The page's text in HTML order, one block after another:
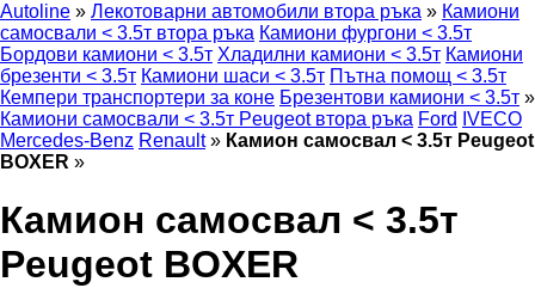
Autoline » Лекотоварни автомобили втора ръка » Камиони
самосвали < 3.5т втора ръка Камиони фургони < 3.5т
Бордови камиони < 3.5т Хладилни камиони < 3.5т Камиони
брезенти < 3.5т Камиони шаси < 3.5т Пътна помощ < 3.5т
Кемпери транспортери за коне Брезентови камиони < 3.5т »
Камиони самосвали < 3.5т Peugeot втора ръка Ford IVECO
Mercedes-Benz Renault » Камион самосвал < 3.5т Peugeot
BOXER »
Камион самосвал < 3.5т
Peugeot BOXER